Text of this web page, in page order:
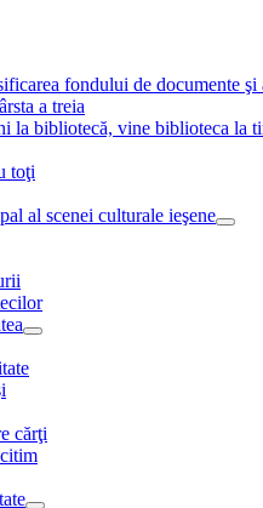
fondului de documente
a treia
la bibliotecă, vine biblioteca la
toţi
al scenei culturale ieşene
cărţi